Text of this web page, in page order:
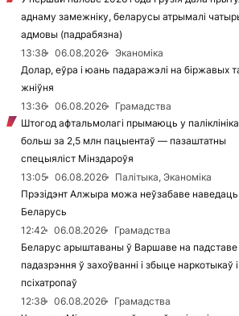
аднаму замежніку, беларусы атрымалі
адмовы (падрабязна)
13:38
06.08.2026
Эканоміка
Долар, еўра і юань падаражэлі на біржавых
жніўня
13:36
06.08.2026
Грамадства
Штогод афтальмолагі прымаюць у
больш за 2,5 млн пацыентаў — пазаштатны
спецыяліст Мінздароўя
13:05
06.08.2026
Палітыка, Эканоміка
Прэзідэнт Алжыра можа неўзабаве наведаць
Беларусь
12:42
06.08.2026
Грамадства
Беларус арыштаваны ў Варшаве на падставе
падазрэння ў захоўванні і збыце наркотыкаў і
псіхатропаў
12:38
06.08.2026
Грамадства